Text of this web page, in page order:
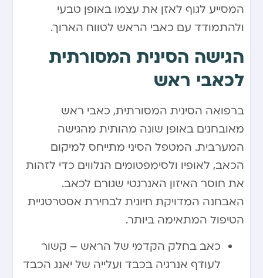
המסייע לגוף לאזן את עצמו באופן טבעי
ולהתמודד עם כאבי הראש לטווח הארוך.
הגישה הסינית המסורתית
לכאבי ראש
ברפואה הסינית המסורתית, כאבי ראש
מאובחנים באופן שונה מהותית מהגישה
המערבית. המטפל הסיני מתייחס למיקום
הכאב, לאופיו ולסימפטומים הנלווים כדי לזהות
את חוסר האיזון האנרגטי שגורם לכאב.
האבחנה המדויקת חיונית לבחירת אסטרטגיית
הטיפול המתאימה ביותר.
כאב בחלק הקדמי של הראש – קשור
לעודף אנרגיה בכבד ועלייה של יאנג הכבד